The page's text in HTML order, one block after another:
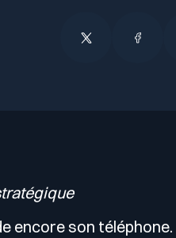
encore son téléphone.